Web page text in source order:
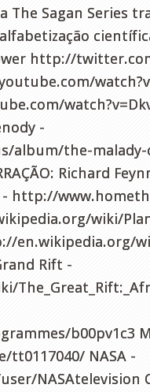
The Sagan Series
http://
-
album/the-
Richard
- http://
wiki/
en.wikipedia.org/
Rift -
b00pv1c3
NASA -
NASAtelevision